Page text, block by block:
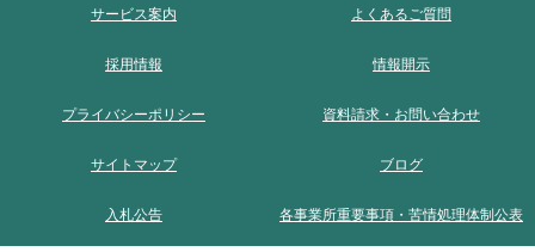
サービス案内 よくあるご質問
採用情報 情報開示
プライバシーポリシー 資料請求・お問い合わせ
サイトマップ ブログ
入札公告 各事業所重要事項・苦情処理体制公表